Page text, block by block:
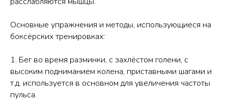
Основные упражнения и методы, использующиеся на
боксёрских тренировках:
1. Бег во время разминки, с захлёстом голени, с
высоким подниманием колена, приставными шагами и
т.д. используется в основном для увеличения частоты
пульса.